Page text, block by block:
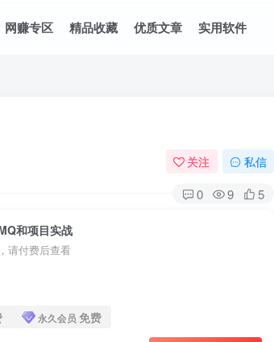
网赚专区 精品收藏 优质文章 实用软件
关注 私信
0 9 5
和项目实战
请付费后查看
永久会员 免费